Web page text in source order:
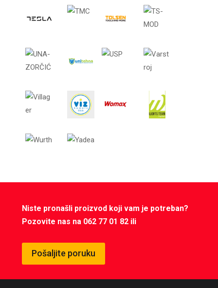
Niste pronašli proizvod koji vam je potreban?
Pozovite nas na 062 77 01 82 ili
Pošaljite poruku